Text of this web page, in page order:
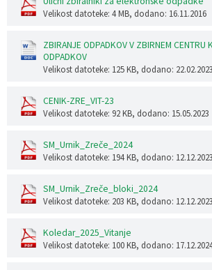
Velikost datoteke: 4 MB, dodano: 16.11.2016
ZBIRANJE ODPADKOV V ZBIRNEM CENTRU
ODPADKOV
Velikost datoteke: 125 KB, dodano: 22.02.2023
CENIK-ZRE_VIT-23
Velikost datoteke: 92 KB, dodano: 15.05.2023
SM_Urnik_Zreče_2024
Velikost datoteke: 194 KB, dodano: 12.12.2023
SM_Urnik_Zreče_bloki_2024
Velikost datoteke: 203 KB, dodano: 12.12.2023
Koledar_2025_Vitanje
Velikost datoteke: 100 KB, dodano: